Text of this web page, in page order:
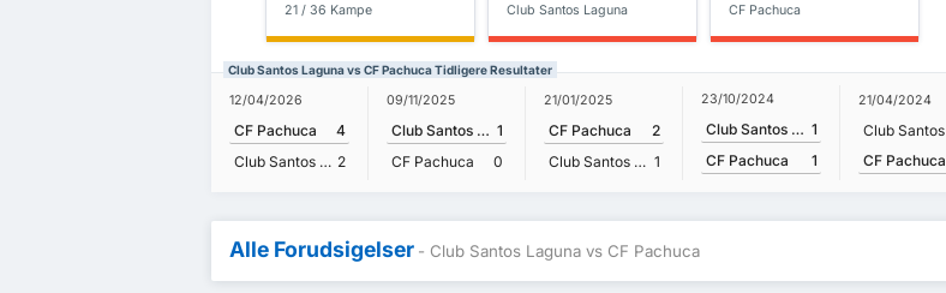
21 / 36 Kampe Club Santos Laguna CF Pachuca
Club Santos Laguna vs CF Pachuca Tidligere Resultater
12/04/2026
CF Pachuca
4
Club Santos Laguna 2
09/11/2025
Club Santos Laguna 1
CF Pachuca
0
21/01/2025
CF Pachuca
2
Club Santos Laguna 1
23/10/2024
Club Santos Laguna 1
CF Pachuca
1
21/04/2024
CF Pachuca
Alle Forudsigelser - Club Santos Laguna vs CF Pachuca